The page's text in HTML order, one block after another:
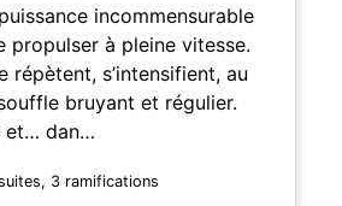
incommensurable
propulser à pleine vitesse.
répètent, s’intensifient, au
bruyant et régulier.
et… dan…
3 ramifications